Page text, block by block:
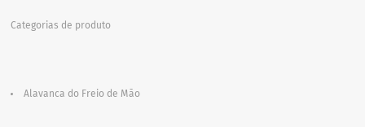
Categorias de produto
Alavanca do Freio de Mão